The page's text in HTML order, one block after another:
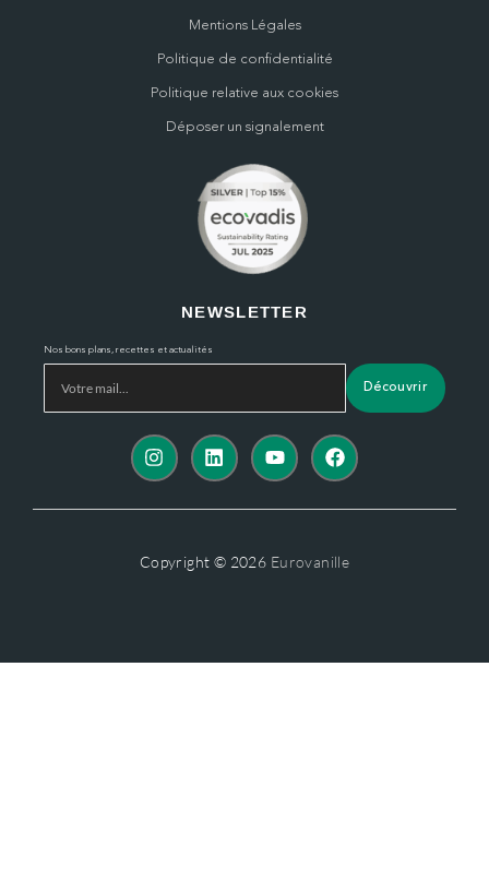
Mentions Légales
Politique de confidentialité
Politique relative aux cookies
Déposer un signalement
NEWSLETTER
Nos bons plans, recettes et actualités
Découvrir
Copyright © 2026 Eurovanille